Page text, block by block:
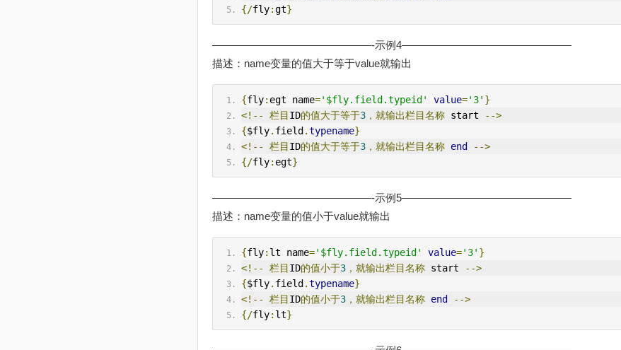
{/fly:gt}
———————————————-示例4————————————————
描述：name变量的值大于等于value就输出
{fly: egt name='$fly.field.typeid' value='3' }
<!--
栏目 ID的值大于等于3，就输出栏目名称 start
-->
{$fly. field .typename}
<!--
栏目 ID的值大于等于3，就输出栏目名称 end
-->
{/fly: egt}
———————————————-示例5————————————————
描述：name变量的值小于value就输出
{fly: lt name='$fly.field.typeid' value='3' }
<!--
栏目 ID的值小于3，就输出栏目名称 start
-->
{$fly. field .typename}
<!--
栏目 ID的值小于3，就输出栏目名称 end
-->
{/fly: lt}